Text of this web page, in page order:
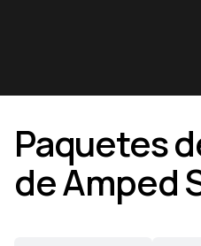
Paquetes
de Amped